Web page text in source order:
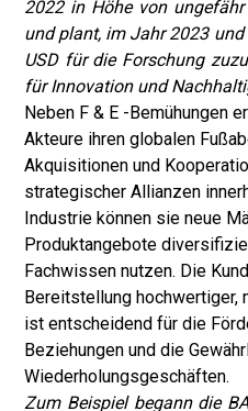
2022 in Höhe von
und plant, im Jahr 2023
USD für die Forschung
für Innovation und
Neben F & E -Bemühungen
Akteure ihren globalen
Akquisitionen und
strategischer Allianzen
Industrie können sie neue
Produktangebote
Fachwissen nutzen. Die
Bereitstellung hochwertiger,
ist entscheidend für die
Beziehungen und die
Wiederholungsgeschäften.
Zum Beispiel begann die